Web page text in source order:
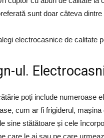
sunt doar câteva
electrocasnice de calitate
ul.
poți include numeroase
cum ar fi frigiderul,
sine stătătoare și cele
care le ai sau pe care